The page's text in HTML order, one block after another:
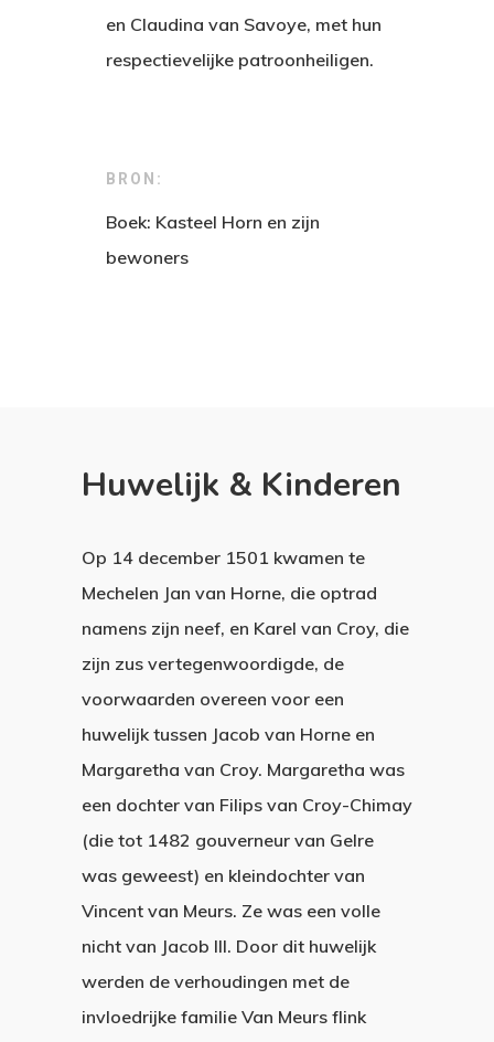
en Claudina van Savoye, met hun
respectievelijke patroonheiligen.
BRON:
Boek: Kasteel Horn en zijn
bewoners
Huwelijk & Kinderen
Op 14 december 1501 kwamen te
Mechelen Jan van Horne, die optrad
namens zijn neef, en Karel van Croy, die
zijn zus vertegenwoordigde, de
voorwaarden overeen voor een
huwelijk tussen Jacob van Horne en
Margaretha van Croy. Margaretha was
een dochter van Filips van Croy-Chimay
(die tot 1482 gouverneur van Gelre
was geweest) en kleindochter van
Vincent van Meurs. Ze was een volle
nicht van Jacob III. Door dit huwelijk
werden de verhoudingen met de
invloedrijke familie Van Meurs flink